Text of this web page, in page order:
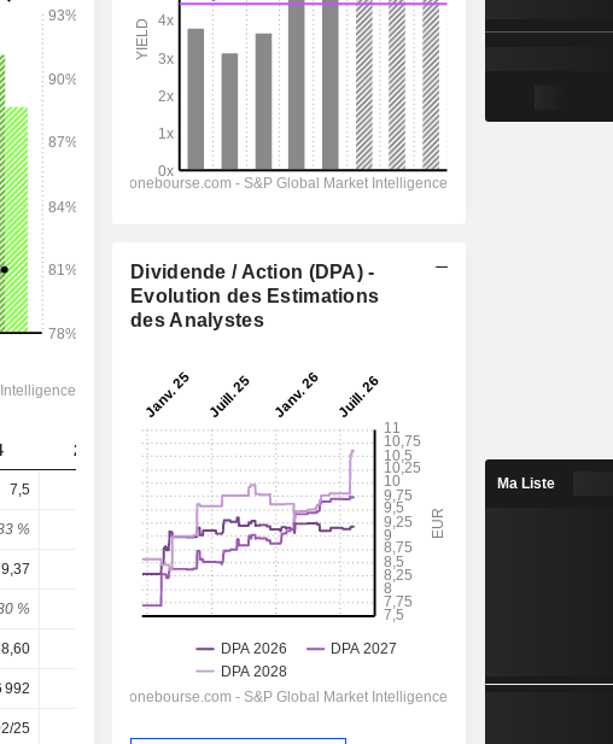
2025 2026 2027 2028
7,5 9,182 9,731
% 4,67 % 4,94 % 5,39 %
9,37 11,24 12,11
% 81,7 % 80,4 %
196,80 196,80
992 37 079 -
25
Dividende / Action (DPA) -
Evolution des Estimations
des Analystes
Ma Liste